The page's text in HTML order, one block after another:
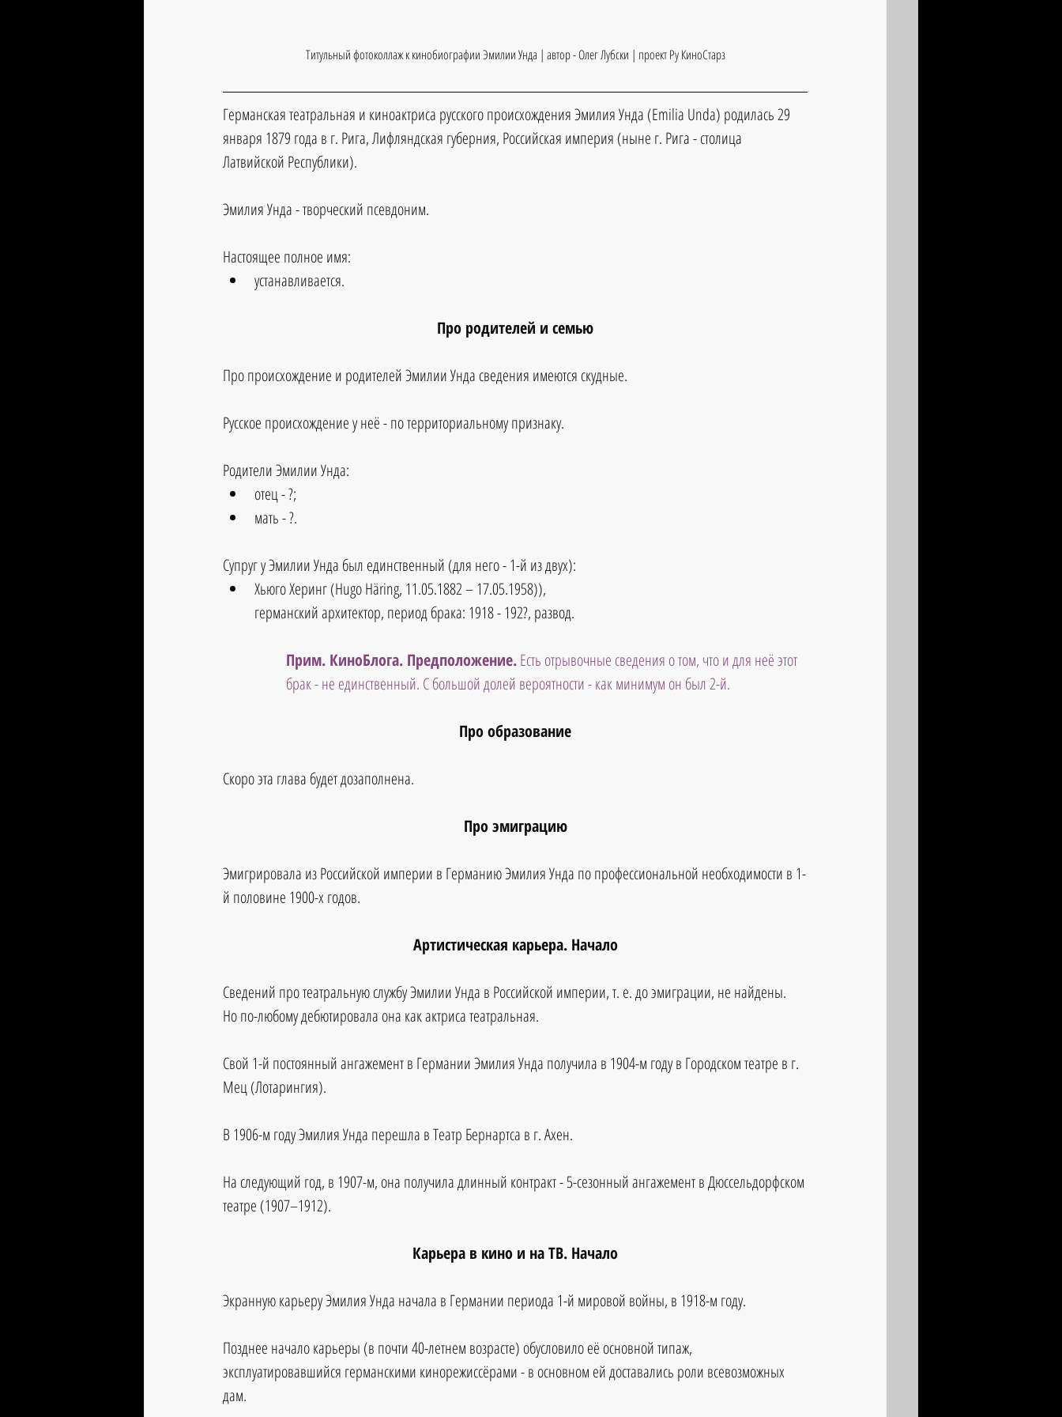
Титульный фотоколлаж к кинобиографии Эмилии Унда | автор - Олег Лубски | проект Ру КиноСтарз
Германская театральная и киноактриса русского происхождения Эмилия Унда (Emilia Unda) родилась 29
января 1879 года в г. Рига, Лифляндская губерния, Российская империя (ныне г. Рига - столица
Латвийской Республики).
Эмилия Унда - творческий псевдоним.
Настоящее полное имя:
устанавливается.
Про родителей и семью
Про происхождение и родителей Эмилии Унда сведения имеются скудные.
Русское происхождение у неё - по территориальному признаку.
Родители Эмилии Унда:
отец - ?;
мать - ?.
Супруг у Эмилии Унда был единственный (для него - 1-й из двух):
Хьюго Херинг (Hugo Häring, 11.05.1882 – 17.05.1958)),
германский архитектор, период брака: 1918 - 192?, развод.
Прим. КиноБлога. Предположение. Есть отрывочные сведения о том, что и для неё этот
брак - не единственный. С большой долей вероятности - как минимум он был 2-й.
Про образование
Скоро эта глава будет дозаполнена.
Про эмиграцию
Эмигрировала из Российской империи в Германию Эмилия Унда по профессиональной необходимости в 1-
й половине 1900-х годов.
Артистическая карьера. Начало
Сведений про театральную службу Эмилии Унда в Российской империи, т. е. до эмиграции, не найдены.
Но по-любому дебютировала она как актриса театральная.
Свой 1-й постоянный ангажемент в Германии Эмилия Унда получила в 1904-м году в Городском театре в г.
Мец (Лотарингия).
В 1906-м году Эмилия Унда перешла в Театр Бернартса в г. Ахен.
На следующий год, в 1907-м, она получила длинный контракт - 5-сезонный ангажемент в Дюссельдорфском
театре (1907–1912).
Карьера в кино и на ТВ. Начало
Экранную карьеру Эмилия Унда начала в Германии периода 1-й мировой войны, в 1918-м году.
Позднее начало карьеры (в почти 40-летнем возрасте) обусловило её основной типаж,
эксплуатировавшийся германскими кинорежиссёрами - в основном ей доставались роли всевозможных
дам.